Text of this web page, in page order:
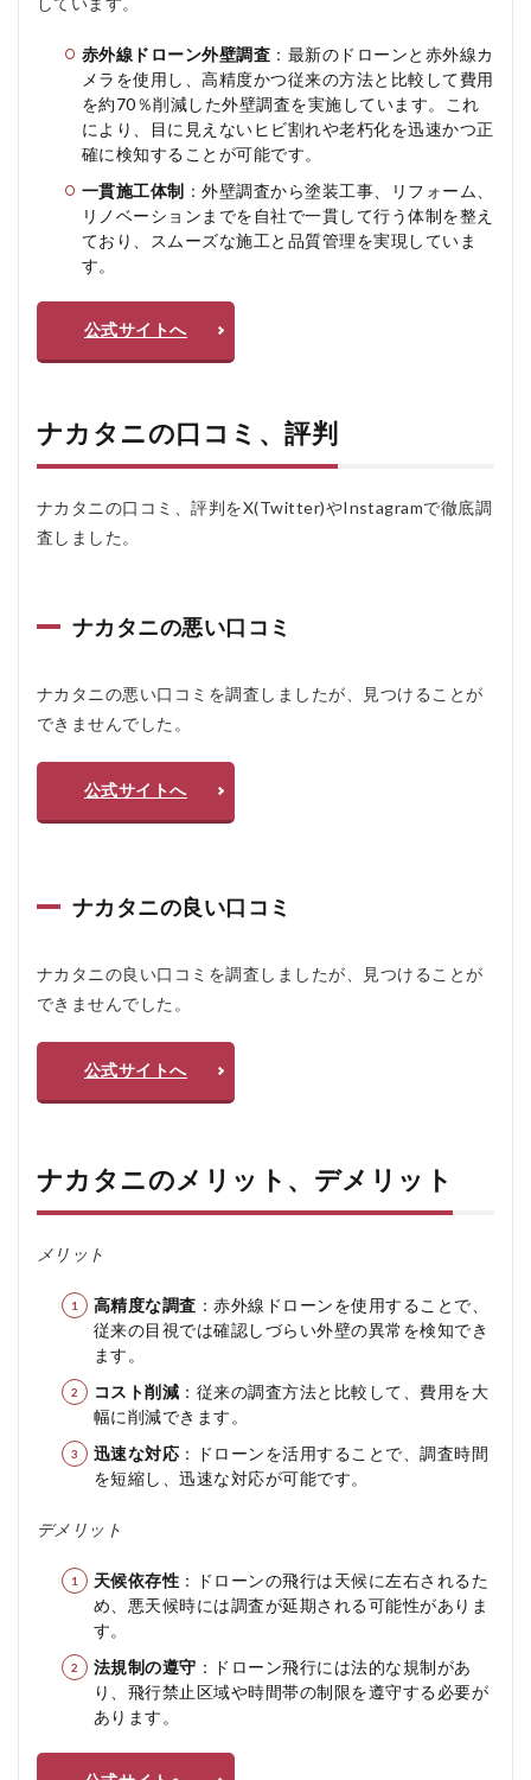
す
す
め
カ
よ
く
る
質
問
赤外線ドローン外壁調査 ：最新のドローンと赤外線カ
メラを使用し、高精度かつ従来の方法と比較して費用
を約70％削減した外壁調査を実施しています。これ
により、目に見えないヒビ割れや老朽化を迅速かつ正
確に検知することが可能です。
一貫施工体制 ：外壁調査から塗装工事、リフォーム、
リノベーションまでを自社で一貫して行う体制を整え
ており、スムーズな施工と品質管理を実現していま
す。
公式サイトへ
ナカタニの口コミ、評判
ナカタニの口コミ、評判をX(Twitter)やInstagramで徹底調
査しました。
ナカタニの悪い口コミ
ナカタニの悪い口コミを調査しましたが、見つけることが
できませんでした。
公式サイトへ
ナカタニの良い口コミ
ナカタニの良い口コミを調査しましたが、見つけることが
できませんでした。
公式サイトへ
ナカタニのメリット、デメリット
メリット
高精度な調査 ：赤外線ドローンを使用することで、
従来の目視では確認しづらい外壁の異常を検知でき
ます。
コスト削減 ：従来の調査方法と比較して、費用を大
幅に削減できます。
迅速な対応 ：ドローンを活用することで、調査時間
を短縮し、迅速な対応が可能です。
デメリット
天候依存性 ：ドローンの飛行は天候に左右されるた
め、悪天候時には調査が延期される可能性がありま
す。
法規制の遵守 ：ドローン飛行には法的な規制があ
り、飛行禁止区域や時間帯の制限を遵守する必要が
あります。